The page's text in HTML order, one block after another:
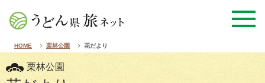
HOME 栗林公園 花だより
栗林公園